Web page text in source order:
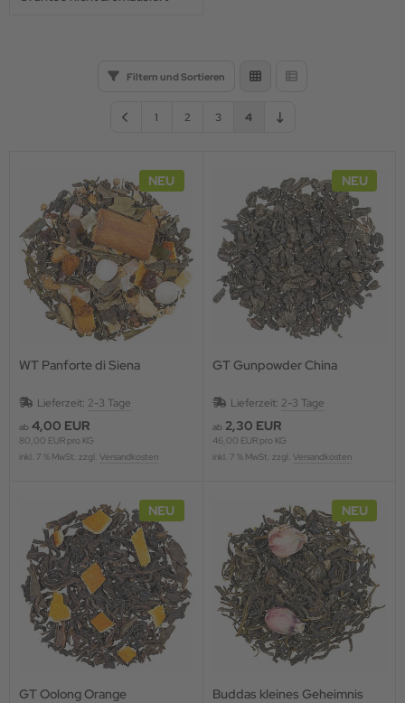
Filtern und Sortieren
1 2 3 4
NEU
WT Panforte di Siena
Lieferzeit: 2-3 Tage
ab 4,00 EUR
80,00 EUR pro KG
inkl. 7 % MwSt. zzgl. Versandkosten
NEU
GT Gunpowder China
Lieferzeit: 2-3 Tage
ab 2,30 EUR
46,00 EUR pro KG
inkl. 7 % MwSt. zzgl. Versandkosten
NEU
GT Oolong Orange
NEU
Buddas kleines Geheimnis